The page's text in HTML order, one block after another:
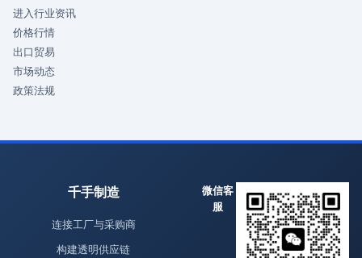
进入行业资讯
价格行情
出口贸易
市场动态
政策法规
千手制造
连接工厂与采购商
构建透明供应链
微信客
服